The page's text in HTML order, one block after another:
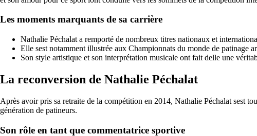
Les moments marquants de sa carrière
Nathalie Péchalat a remporté de nombreux titres nationaux et
Elle sest notamment illustrée aux Championnats du monde de patinage
Son style artistique et son interprétation musicale ont fait delle une
La reconversion de Nathalie Péchalat
Après avoir pris sa retraite de la compétition en 2014, Nathalie Péchalat sest
génération de patineurs.
Son rôle en tant que commentatrice sportive